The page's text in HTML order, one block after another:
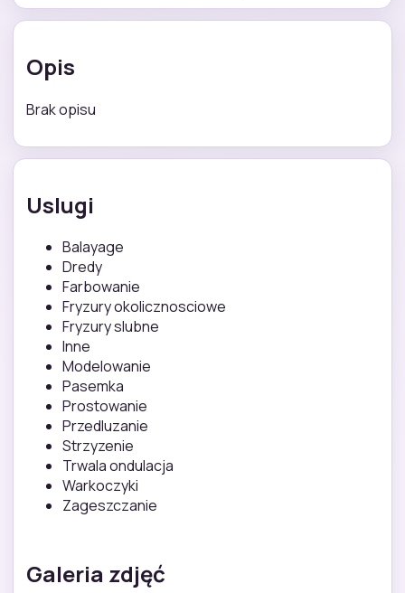
Opis
Brak opisu
Uslugi
Balayage
Dredy
Farbowanie
Fryzury okolicznosciowe
Fryzury slubne
Inne
Modelowanie
Pasemka
Prostowanie
Przedluzanie
Strzyzenie
Trwala ondulacja
Warkoczyki
Zageszczanie
Galeria zdjęć